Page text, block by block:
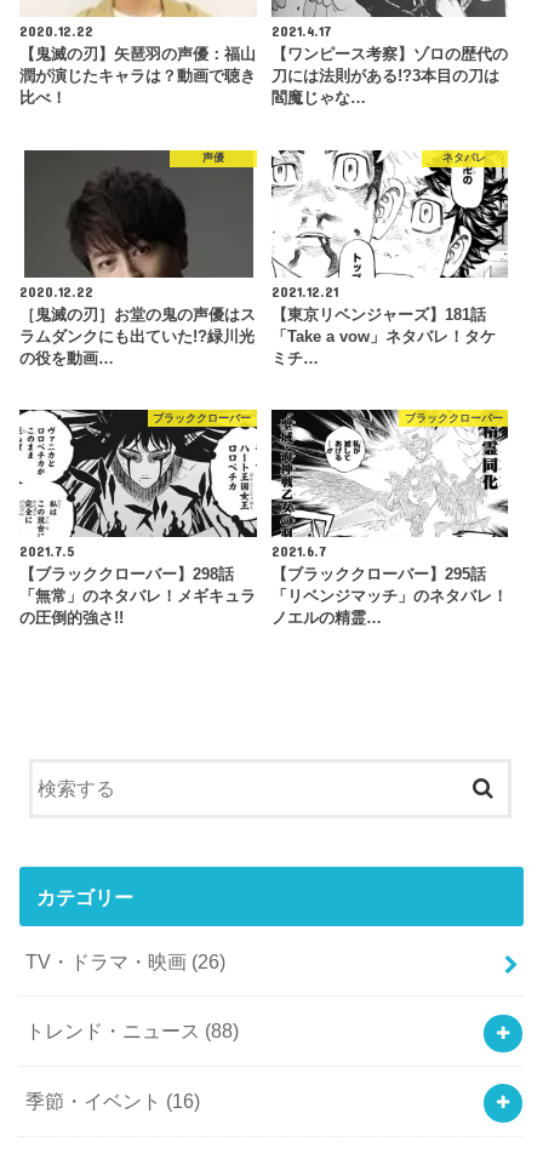
2020.12.22
【鬼滅の刃】矢琶羽の声優：福山
潤が演じたキャラは？動画で聴き
比べ！
2021.4.17
【ワンピース考察】ゾロの歴代の
刀には法則がある!?3本目の刀は
閻魔じゃな…
声優
2020.12.22
［鬼滅の刃］お堂の鬼の声優はス
ラムダンクにも出ていた!?緑川光
の役を動画…
ネタバレ
2021.12.21
【東京リベンジャーズ】181話
「Take a vow」ネタバレ！タケ
ミチ…
ブラッククローバー
2021.7.5
【ブラッククローバー】298話
「無常」のネタバレ！メギキュラ
の圧倒的強さ!!
ブラッククローバー
2021.6.7
【ブラッククローバー】295話
「リベンジマッチ」のネタバレ！
ノエルの精霊…
カテゴリー
TV・ドラマ・映画 (26)
トレンド・ニュース (88)
季節・イベント (16)